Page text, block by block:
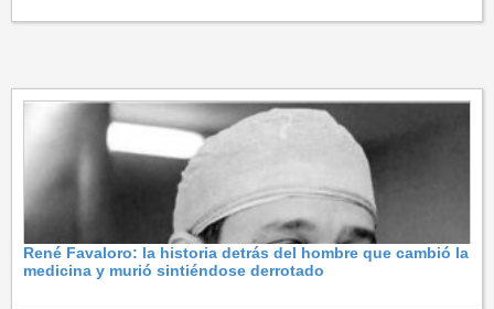
René Favaloro: la historia detrás del hombre que cambió la
medicina y murió sintiéndose derrotado